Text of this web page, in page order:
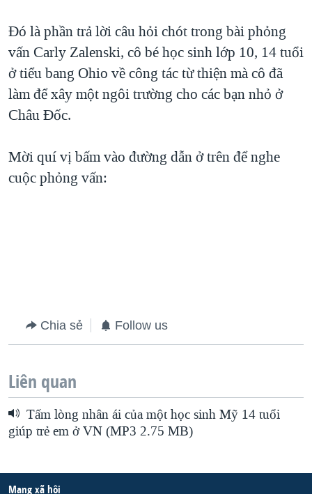
Đó là phần trả lời câu hỏi chót trong bài phỏng
vấn Carly Zalenski, cô bé học sinh lớp 10, 14 tuổi
ở tiểu bang Ohio về công tác từ thiện mà cô đã
làm để xây một ngôi trường cho các bạn nhỏ ở
Châu Đốc.
Mời quí vị bấm vào đường dẫn ở trên để nghe
cuộc phỏng vấn:
Chia sẻ Follow us
Liên quan
Tấm lòng nhân ái của một học sinh Mỹ 14 tuổi
giúp trẻ em ở VN (MP3 2.75 MB)
Mạng xã hội